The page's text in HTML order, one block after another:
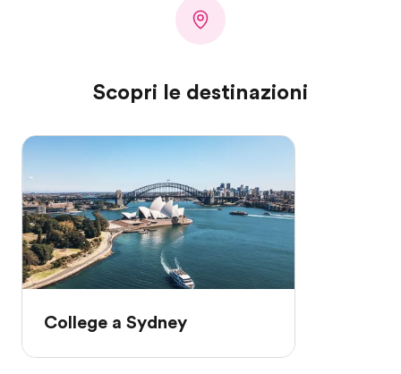
Scopri le destinazioni
College a Sydney